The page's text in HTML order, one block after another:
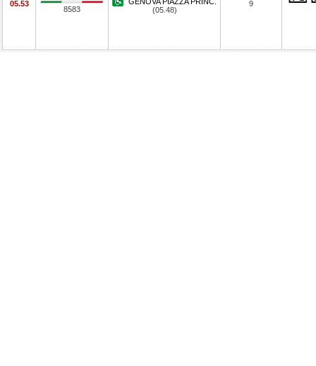
05.53
8583
(05.48)
9